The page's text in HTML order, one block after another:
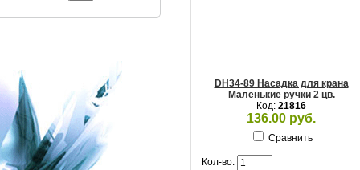
DH34-89 Насадка для крана
Маленькие ручки 2 цв.
Код: 21816
136.00 руб.
Сравнить
Кол-во: